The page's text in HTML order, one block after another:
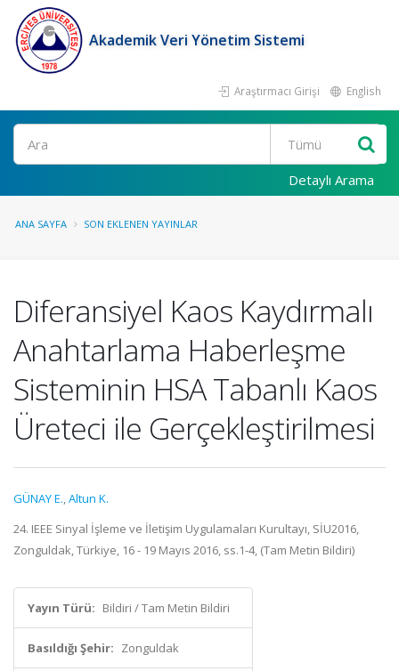
Akademik Veri Yönetim Sistemi
Araştırmacı Girişi English
Ara
Detaylı Arama
ANA SAYFA SON EKLENEN YAYINLAR
Diferansiyel Kaos Kaydırmalı
Anahtarlama Haberleşme
Sisteminin HSA Tabanlı Kaos
Üreteci ile Gerçekleştirilmesi
GÜNAY E.,Altun K.
24. IEEE Sinyal İşleme ve İletişim Uygulamaları Kurultayı, SİU2016,
Zonguldak, Türkiye, 16 - 19 Mayıs 2016, ss.1-4, (Tam Metin Bildiri)
Yayın Türü: Bildiri / Tam Metin Bildiri
Basıldığı Şehir: Zonguldak